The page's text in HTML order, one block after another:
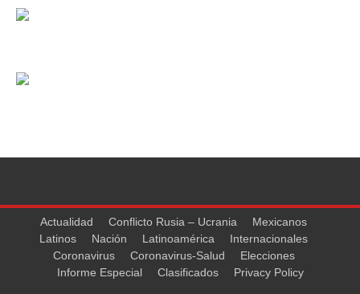
Actualidad Conflicto Rusia – Ucrania
Mexicanos
Latinos
Nación Latinoamérica
Internacionales
Coronavirus
Coronavirus-Salud
Elecciones
Informe Especial
Clasificados Privacy Policy